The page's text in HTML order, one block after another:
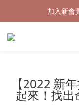
加入新會
加入新會
七夕情
【2022 新
起來！找出